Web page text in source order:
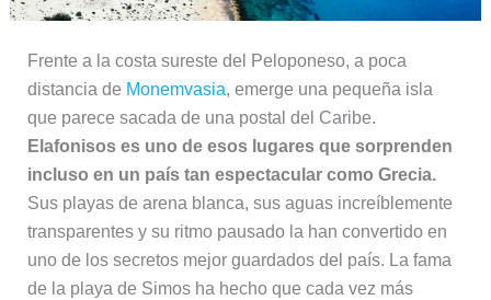
Frente a la costa sureste del Peloponeso, a poca
distancia de Monemvasia, emerge una pequeña isla
que parece sacada de una postal del Caribe.
Elafonisos es uno de esos lugares que sorprenden
incluso en un país tan espectacular como Grecia.
Sus playas de arena blanca, sus aguas increíblemente
transparentes y su ritmo pausado la han convertido en
uno de los secretos mejor guardados del país. La fama
de la playa de Simos ha hecho que cada vez más